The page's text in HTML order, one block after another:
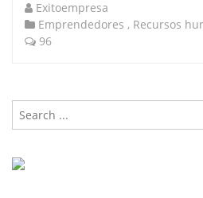
Exitoempresa
Emprendedores , Recursos
96